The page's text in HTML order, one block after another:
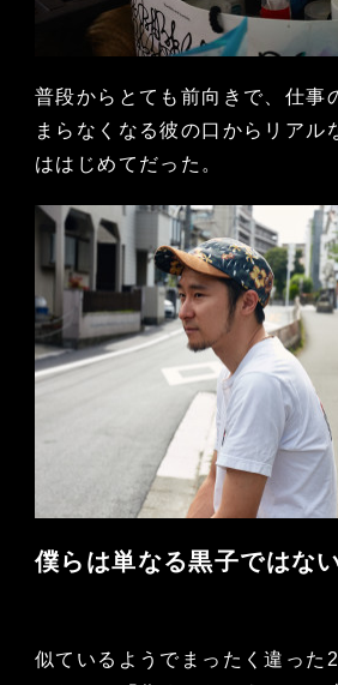
普段からとても前向きで、仕事
まらなくなる彼の口からリアル
ははじめてだった。
僕らは単なる黒子ではな
似ているようでまったく違った